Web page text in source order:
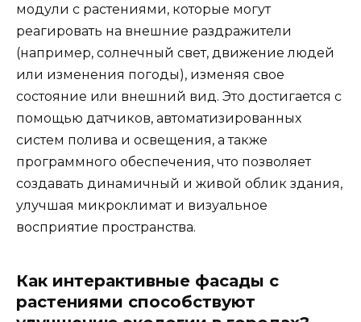
модули с растениями, которые могут
реагировать на внешние раздражители
(например, солнечный свет, движение людей
или изменения погоды), изменяя свое
состояние или внешний вид. Это достигается с
помощью датчиков, автоматизированных
систем полива и освещения, а также
программного обеспечения, что позволяет
создавать динамичный и живой облик здания,
улучшая микроклимат и визуальное
восприятие пространства.
Как интерактивные фасады с
растениями способствуют